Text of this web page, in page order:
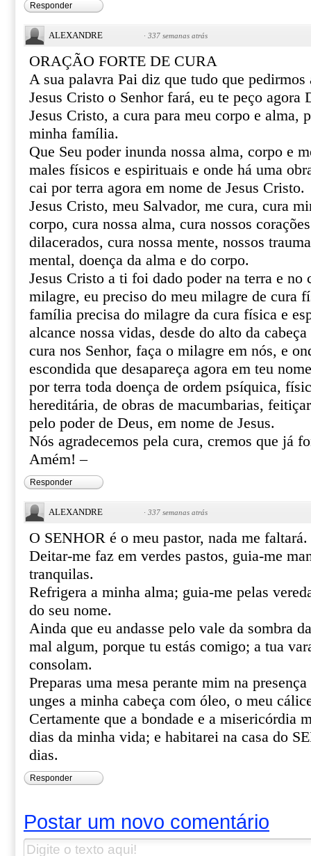
Responder
ALEXANDRE · 337 semanas atrás
ORAÇÃO FORTE DE CURA
A sua palavra Pai diz que tudo que pedirmos
Jesus Cristo o Senhor fará, eu te peço agora
Jesus Cristo, a cura para meu corpo e alma,
minha família.
Que Seu poder inunda nossa alma, corpo e
males físicos e espirituais e onde há uma
cai por terra agora em nome de Jesus Cristo.
Jesus Cristo, meu Salvador, me cura, cura
corpo, cura nossa alma, cura nossos
dilacerados, cura nossa mente, nossos
mental, doença da alma e do corpo.
Jesus Cristo a ti foi dado poder na terra e no
milagre, eu preciso do meu milagre de cura
família precisa do milagre da cura física e
alcance nossa vidas, desde do alto da
cura nos Senhor, faça o milagre em nós, e
escondida que desapareça agora em teu
por terra toda doença de ordem psíquica,
hereditária, de obras de macumbarias,
pelo poder de Deus, em nome de Jesus.
Nós agradecemos pela cura, cremos que já
Amém! –
Responder
ALEXANDRE · 337 semanas atrás
O SENHOR é o meu pastor, nada me faltará.
Deitar-me faz em verdes pastos, guia-me
tranquilas.
Refrigera a minha alma; guia-me pelas
do seu nome.
Ainda que eu andasse pelo vale da sombra
mal algum, porque tu estás comigo; a tua
consolam.
Preparas uma mesa perante mim na
unges a minha cabeça com óleo, o meu
Certamente que a bondade e a misericórdia
dias da minha vida; e habitarei na casa do
dias.
Responder
Postar um novo comentário